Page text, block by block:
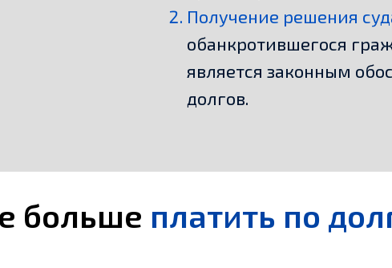
Получение решения
обанкротившегося
является законным
долгов.
больше платить по